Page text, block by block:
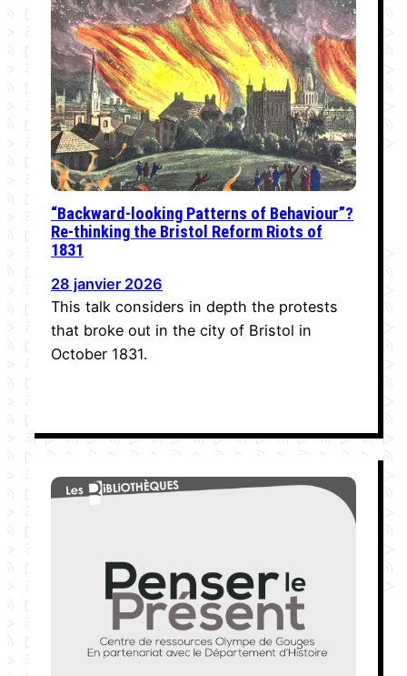
“Backward-looking Patterns of Behaviour”?
Re-thinking the Bristol Reform Riots of
1831
28 janvier 2026
This talk considers in depth the protests
that broke out in the city of Bristol in
October 1831.